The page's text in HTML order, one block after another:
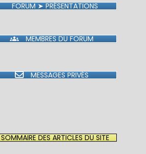
FORUM ➤ PRÉSENTATIONS
MEMBRES DU FORUM
MESSAGES PRIVÉS
SOMMAIRE DES ARTICLES DU SITE